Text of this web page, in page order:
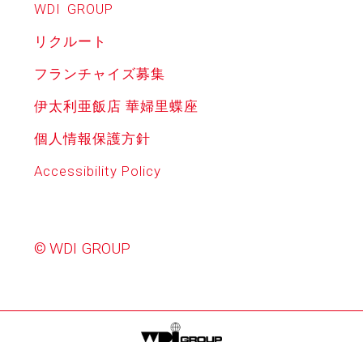
© WDI GROUP
WDI GROUP
リクルート
フランチャイズ募集
伊太利亜飯店 華婦里蝶座
個人情報保護方針
Accessibility Policy